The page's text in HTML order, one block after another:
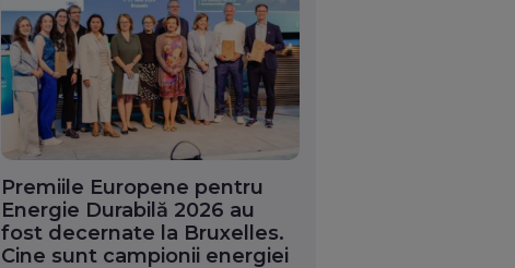
Premiile Europene pentru
Energie Durabilă 2026 au
fost decernate la Bruxelles.
Cine sunt campionii energiei